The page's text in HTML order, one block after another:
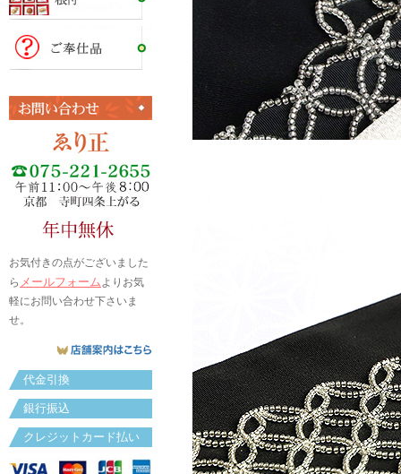
お気付きの点がございました
ら メールフォームよりお気
軽にお問い合わせ下さいま
せ。
代金引換
銀行振込
クレジットカード払い